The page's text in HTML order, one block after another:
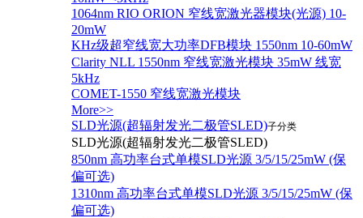
1064nm RIO ORION 窄线宽激光器模块(光源) 10-
20mW
KHz级超窄线宽大功率DFB模块 1550nm 10-60mW
Clarity NLL 1550nm 窄线宽激光模块 35mW 线宽
5kHz
COMET-1550 窄线宽激光模块
More>>
SLD光源(超辐射发光二极管SLED)子分类
SLD光源(超辐射发光二极管SLED)
850nm 高功率台式单模SLD光源 3/5/15/25mW (保
偏可选)
1310nm 高功率台式单模SLD光源 3/5/15/25mW (保
偏可选)